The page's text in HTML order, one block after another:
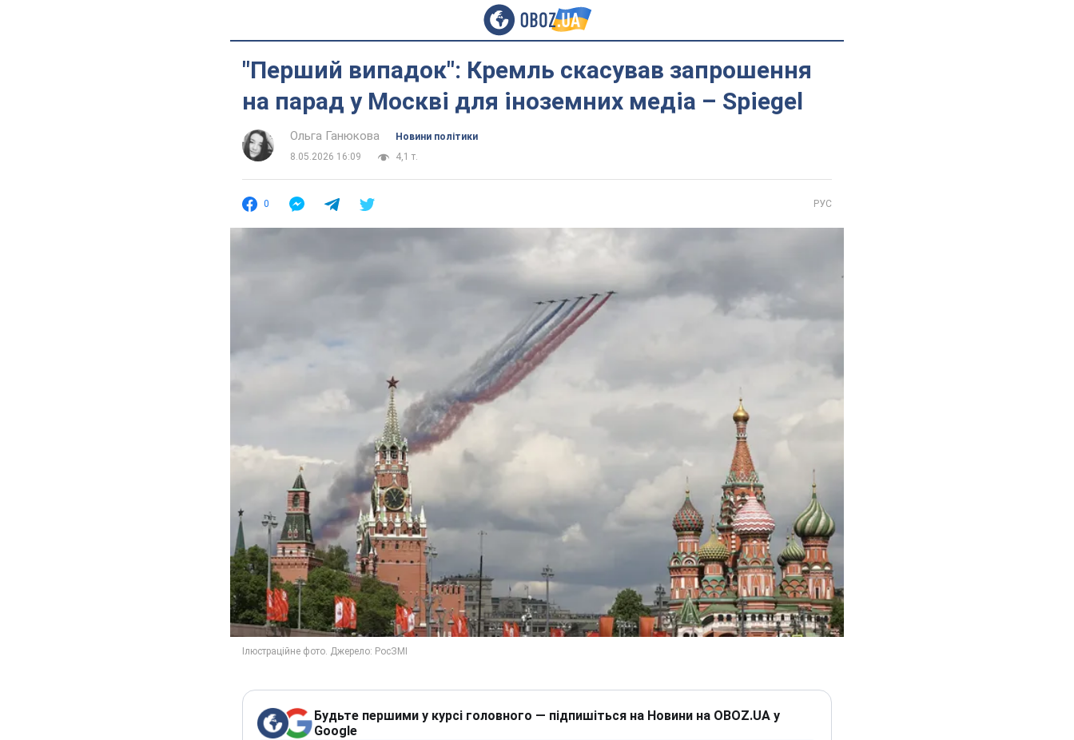
"Перший випадок": Кремль скасував запрошення
на парад у Москві для іноземних медіа – Spiegel
Ольга Ганюкова
Новини політики
8.05.2026 16:09
4,1 т.
0 РУС
Будьте першими у курсі головного — підпишіться на Новини на OBOZ.UA у
Google